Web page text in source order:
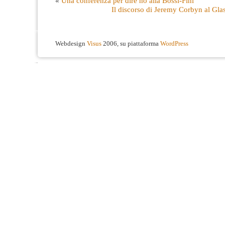
Il discorso di Jeremy Corbyn al
Webdesign Visus 2006, su piattaforma WordPress